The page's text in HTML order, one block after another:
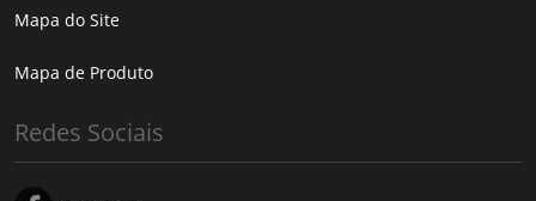
Mapa do Site
Mapa de Produto
Redes Sociais